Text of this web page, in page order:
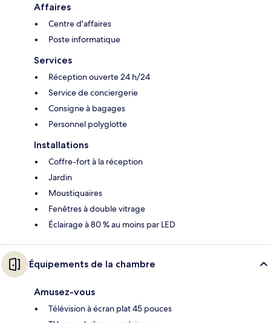
Affaires
Centre d'affaires
Poste informatique
Services
Réception ouverte 24 h/24
Service de conciergerie
Consigne à bagages
Personnel polyglotte
Installations
Coffre-fort à la réception
Jardin
Moustiquaires
Fenêtres à double vitrage
Éclairage à 80 % au moins par LED
Équipements de la chambre
Amusez-vous
Télévision à écran plat 45 pouces